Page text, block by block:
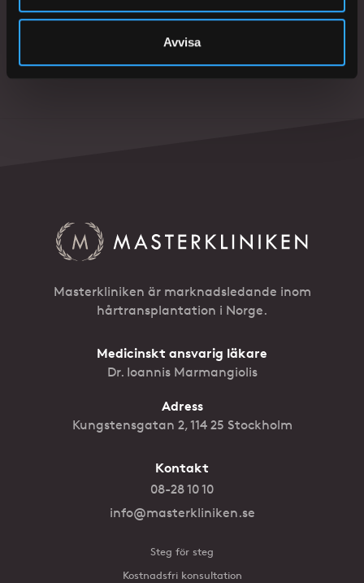
Avvisa
BOKA KONSULTATION
Masterkliniken är marknadsledande inom
hårtransplantation i Norge.
Medicinskt ansvarig läkare
Dr. Ioannis Marmangiolis
Adress
Kungstensgatan 2, 114 25 Stockholm
Kontakt
08-28 10 10
info@masterkliniken.se
Steg för steg
Kostnadsfri konsultation